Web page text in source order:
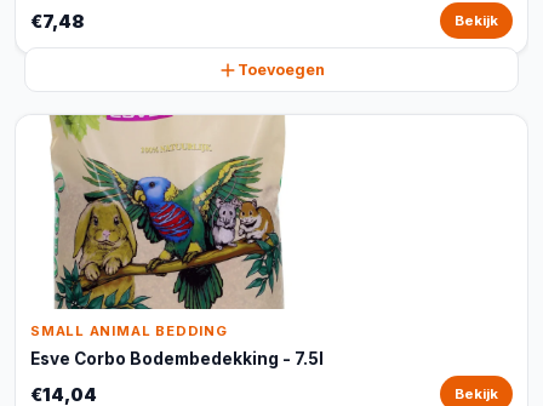
€7,48 Bekijk
Toevoegen
SMALL ANIMAL BEDDING
Esve Corbo Bodembedekking - 7.5l
€14,04 Bekijk